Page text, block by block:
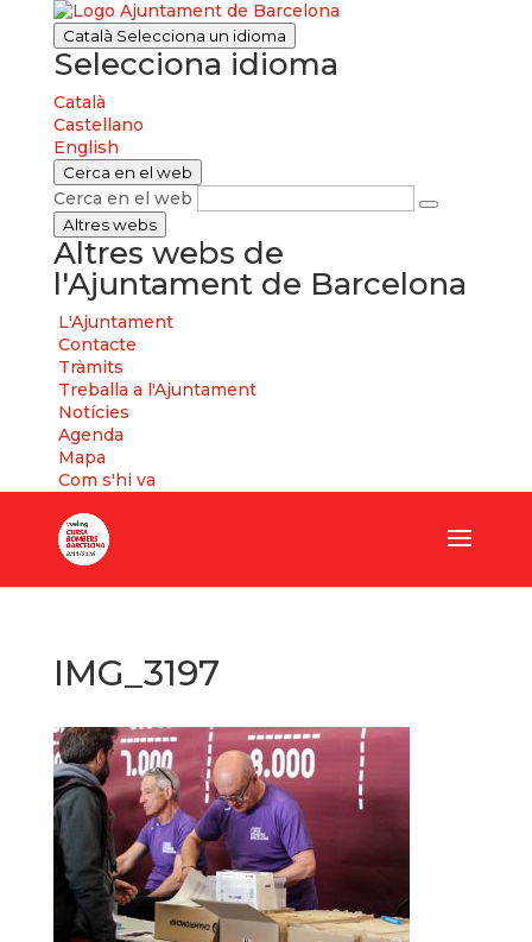
Català Selecciona un idioma
Selecciona idioma
Català
Castellano
English
Cerca en el web
Cerca en el web
Altres webs
Altres webs de
l'Ajuntament de Barcelona
L'Ajuntament
Contacte
Tràmits
Treballa a l'Ajuntament
Notícies
Agenda
Mapa
Com s'hi va
IMG_3197